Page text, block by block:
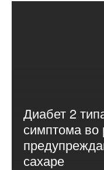
Диабет 2
симптома во
сахаре